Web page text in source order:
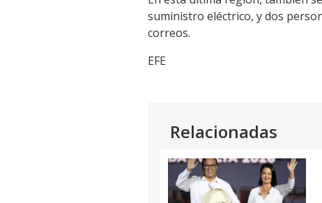
suministro eléctrico, y dos
correos.
EFE
Relacionadas